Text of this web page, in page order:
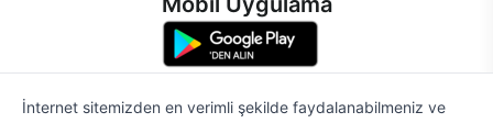
İnternet sitemizden en verimli şekilde faydalanabilmeniz ve